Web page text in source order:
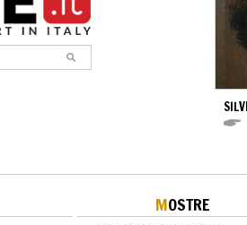
MOSTRE